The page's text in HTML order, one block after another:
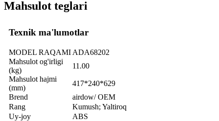
Mahsulot teglari
Texnik ma'lumotlar
MODEL RAQAMI ADA68202
Mahsulot og'irligi
(kg)
11.00
Mahsulot hajmi
(mm)
417*240*629
Brend
airdow/ OEM
Rang
Kumush; Yaltiroq
Uy-joy
ABS